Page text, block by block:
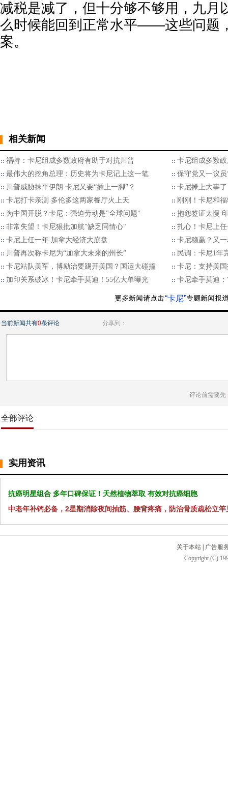
减税是减了，但十分够不够用，九月
么时候能回到正常水平——这些问题
案。
相关新闻
福特：卡尼组成多数政府有助于对抗川普
卡尼组成多数
最伟大的挖角总理：历史将为卡尼记上这一笔
保守党又一议
川普威胁抹平伊朗 卡尼又要“插上一脚”？
卡尼摊上大事
卡尼打卡亲测 多伦多这两家餐厅火上天
刚刚！卡尼和
为中国开脱？卡尼：强迫劳动是"全球问题"
抱怨签证太慢
非常失望！卡尼狠批加航"缺乏同情心"
扎心！卡尼上
卡尼上任一年 加拿大经济大崩盘
卡尼稳赢？又
川普再次称卡尼为“加拿大未来的州长”
民调：卡尼1年
卡尼站队美军，博励治要踢开美国？国运大碰撞
卡尼：支持美
加印关系破冰！卡尼牵手莫迪！55亿大单曝光
卡尼牵手莫迪
“卡尼”
当前新闻共有0条评论 分享到：
评论前需要先
全部评论
实用资讯
抗癌明星组合 多年口碑保证！天然植物萃取 有效对抗癌细胞
中老年补钙必备，2星期消除夜间抽筋、腰背疼痛，防治骨质疏松立竿
关于本站
广告服
Copyright (C)